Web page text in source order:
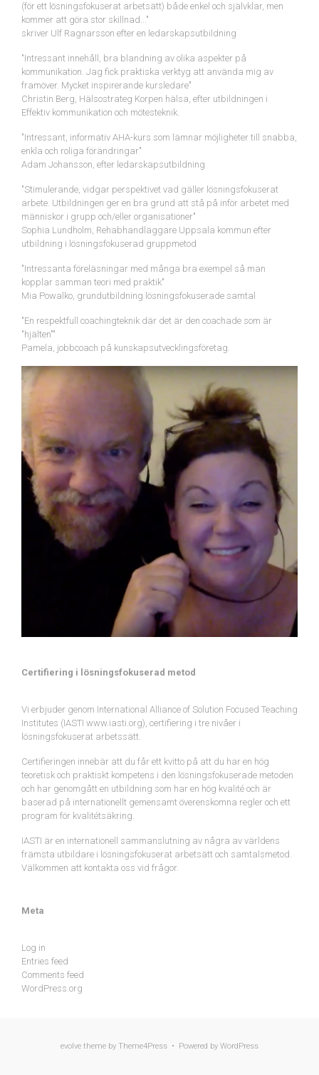
(för ett lösningsfokuserat arbetsätt) både enkel och självklar, men
kommer att göra stor skillnad..."
skriver Ulf Ragnarsson efter en ledarskapsutbildning
"Intressant innehåll, bra blandning av olika aspekter på
kommunikation. Jag fick praktiska verktyg att använda mig av
framöver. Mycket inspirerande kursledare"
Christin Berg, Hälsostrateg Korpen hälsa, efter utbildningen i
Effektiv kommunikation och mötesteknik.
"Intressant, informativ AHA-kurs som lämnar möjligheter till snabba,
enkla och roliga förändringar"
Adam Johansson, efter ledarskapsutbildning
"Stimulerande, vidgar perspektivet vad gäller lösningsfokuserat
arbete. Utbildningen ger en bra grund att stå på inför arbetet med
människor i grupp och/eller organisationer"
Sophia Lundholm, Rehabhandläggare Uppsala kommun efter
utbildning i lösningsfokuserad gruppmetod
"Intressanta föreläsningar med många bra exempel så man
kopplar samman teori med praktik"
Mia Powalko, grundutbildning lösningsfokuserade samtal
"En respektfull coachingteknik där det är den coachade som är
"hjälten""
Pamela, jobbcoach på kunskapsutvecklingsföretag.
Certifiering i lösningsfokuserad metod
Vi erbjuder genom International Alliance of Solution Focused Teaching
Institutes (IASTI www.iasti.org), certifiering i tre nivåer i
lösningsfokuserat arbetssätt.
Certifieringen innebär att du får ett kvitto på att du har en hög
teoretisk och praktiskt kompetens i den lösningsfokuserade metoden
och har genomgått en utbildning som har en hög kvalité och är
baserad på internationellt gemensamt överenskomna regler och ett
program för kvalitétsäkring.
IASTI är en internationell sammanslutning av några av världens
främsta utbildare i lösningsfokuserat arbetsätt och samtalsmetod.
Välkommen att kontakta oss vid frågor.
Meta
Log in
Entries feed
Comments feed
WordPress.org
evolve theme by Theme4Press • Powered by WordPress